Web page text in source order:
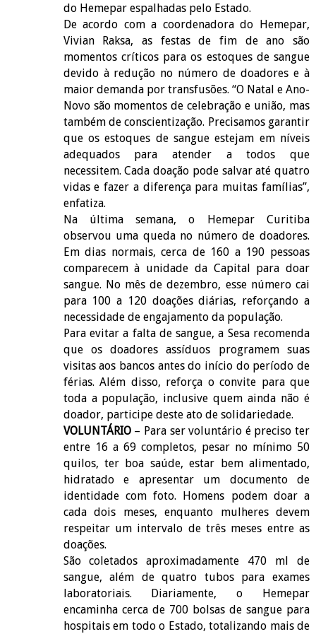
do Hemepar espalhadas pelo Estado.
De acordo com a coordenadora do Hemepar,
Vivian Raksa, as festas de fim de ano são
momentos críticos para os estoques de sangue
devido à redução no número de doadores e à
maior demanda por transfusões. “O Natal e Ano-
Novo são momentos de celebração e união, mas
também de conscientização. Precisamos garantir
que os estoques de sangue estejam em níveis
adequados para atender a todos que
necessitem. Cada doação pode salvar até quatro
vidas e fazer a diferença para muitas famílias”,
enfatiza.
Na última semana, o Hemepar Curitiba
observou uma queda no número de doadores.
Em dias normais, cerca de 160 a 190 pessoas
comparecem à unidade da Capital para doar
sangue. No mês de dezembro, esse número cai
para 100 a 120 doações diárias, reforçando a
necessidade de engajamento da população.
Para evitar a falta de sangue, a Sesa recomenda
que os doadores assíduos programem suas
visitas aos bancos antes do início do período de
férias. Além disso, reforça o convite para que
toda a população, inclusive quem ainda não é
doador, participe deste ato de solidariedade.
VOLUNTÁRIO – Para ser voluntário é preciso ter
entre 16 a 69 completos, pesar no mínimo 50
quilos, ter boa saúde, estar bem alimentado,
hidratado e apresentar um documento de
identidade com foto. Homens podem doar a
cada dois meses, enquanto mulheres devem
respeitar um intervalo de três meses entre as
doações.
São coletados aproximadamente 470 ml de
sangue, além de quatro tubos para exames
laboratoriais. Diariamente, o Hemepar
encaminha cerca de 700 bolsas de sangue para
hospitais em todo o Estado, totalizando mais de